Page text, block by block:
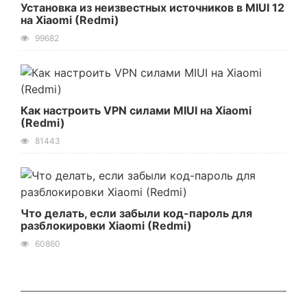
Установка из неизвестных источников в MIUI 12
на Xiaomi (Redmi)
99682
Как настроить VPN силами MIUI на Xiaomi
(Redmi)
81443
Что делать, если забыли код-пароль для
разблокировки Xiaomi (Redmi)
60860